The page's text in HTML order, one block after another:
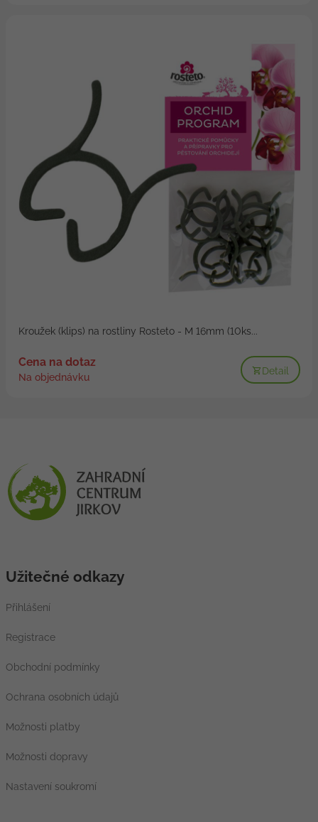
Kroužek (klips) na rostliny Rosteto - M 16mm (10ks...
Cena na dotaz
Na objednávku
Detail
Užitečné odkazy
Přihlášení
Registrace
Obchodní podmínky
Ochrana osobních údajů
Možnosti platby
Možnosti dopravy
Nastavení soukromí